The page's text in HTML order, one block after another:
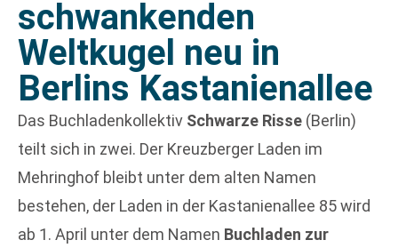
schwankenden
Weltkugel neu in
Berlins Kastanienallee
Das Buchladenkollektiv Schwarze Risse (Berlin)
teilt sich in zwei. Der Kreuzberger Laden im
Mehringhof bleibt unter dem alten Namen
bestehen, der Laden in der Kastanienallee 85 wird
ab 1. April unter dem Namen Buchladen zur